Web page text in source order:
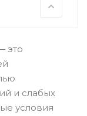
это
и слабых
условия